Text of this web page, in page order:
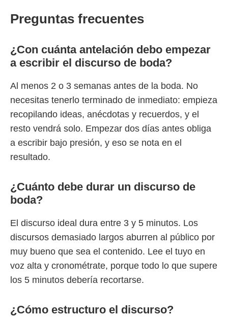
Preguntas frecuentes
¿Con cuánta antelación debo empezar
a escribir el discurso de boda?
Al menos 2 o 3 semanas antes de la boda. No
necesitas tenerlo terminado de inmediato: empieza
recopilando ideas, anécdotas y recuerdos, y el
resto vendrá solo. Empezar dos días antes obliga
a escribir bajo presión, y eso se nota en el
resultado.
¿Cuánto debe durar un discurso de
boda?
El discurso ideal dura entre 3 y 5 minutos. Los
discursos demasiado largos aburren al público por
muy bueno que sea el contenido. Lee el tuyo en
voz alta y cronométrate, porque todo lo que supere
los 5 minutos debería recortarse.
¿Cómo estructuro el discurso?